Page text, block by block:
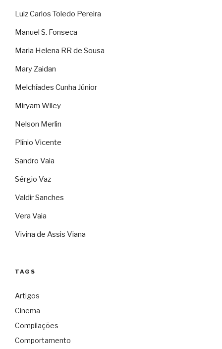
Luiz Carlos Toledo Pereira
Manuel S. Fonseca
Maria Helena RR de Sousa
Mary Zaidan
Melchíades Cunha Júnior
Miryam Wiley
Nelson Merlin
Plínio Vicente
Sandro Vaia
Sérgio Vaz
Valdir Sanches
Vera Vaia
Vivina de Assis Viana
TAGS
Artigos
Cinema
Compilações
Comportamento